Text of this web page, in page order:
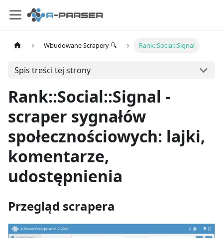
Wbudowane Scrapery 🔍 Rank::Social::Signal
Spis treści tej strony
Rank::Social::Signal -
scraper sygnałów
społecznościowych: lajki,
komentarze,
udostępnienia
Przegląd scrapera